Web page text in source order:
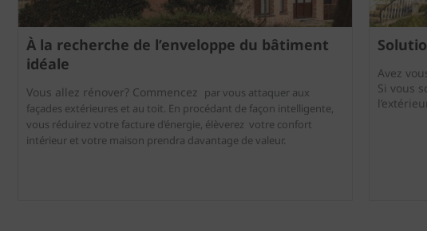
À la recherche de l’enveloppe du bâtiment
idéale
Vous allez rénover? Commencez par vous attaquer aux
façades extérieures et au toit. En procédant de façon intelligente,
vous réduirez votre facture d’énergie, élèverez votre confort
intérieur et votre maison prendra davantage de valeur.
Avez
Si vous